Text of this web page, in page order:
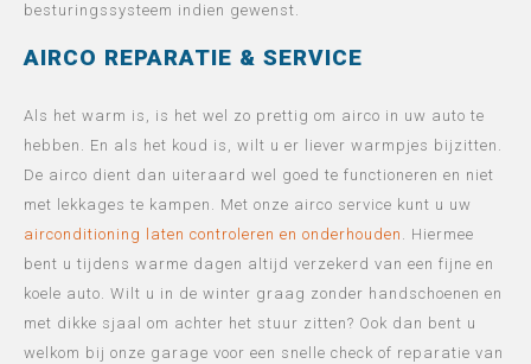
besturingssysteem indien gewenst.
AIRCO REPARATIE & SERVICE
Als het warm is, is het wel zo prettig om airco in uw auto te
hebben. En als het koud is, wilt u er liever warmpjes bijzitten.
De airco dient dan uiteraard wel goed te functioneren en niet
met lekkages te kampen. Met onze airco service kunt u uw
airconditioning laten controleren en onderhouden . Hiermee
bent u tijdens warme dagen altijd verzekerd van een fijne en
koele auto. Wilt u in de winter graag zonder handschoenen en
met dikke sjaal om achter het stuur zitten? Ook dan bent u
welkom bij onze garage voor een snelle check of reparatie van